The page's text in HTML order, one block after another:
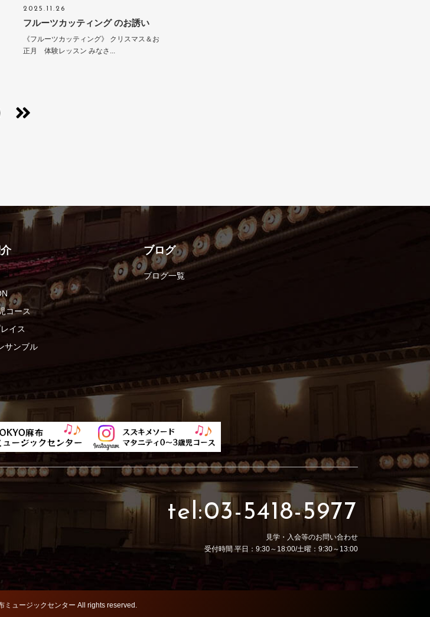
2025.11.26
フルーツカッティング のお誘い
《フルーツカッティング》 クリスマス＆お
正月 体験レッスン みなさ...
コース
イス
サンブル
ブログ
ブログ一覧
tel:03-5418-5977
見学・入会等のお問い合わせ
受付時間 平日：9:30～18:00/土曜：9:30～13:00
ミュージックセンター All rights reserved.